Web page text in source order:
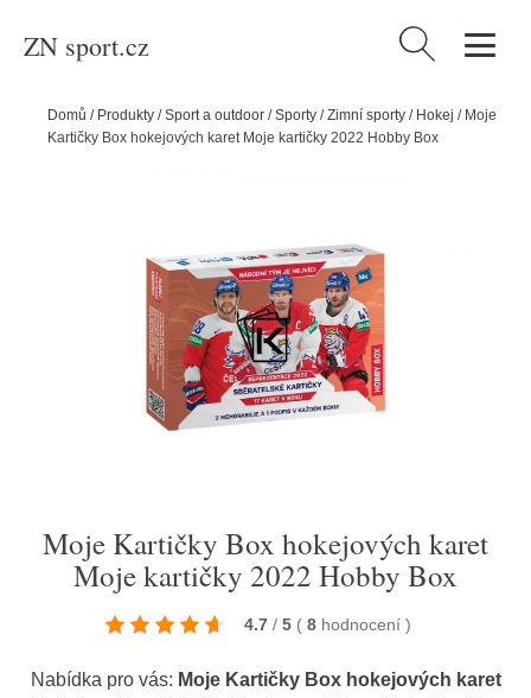
ZN sport.cz Vyhledávání
Domů / Produkty /Sport a outdoor /Sporty /Zimní sporty / Hokej / Moje
Kartičky Box hokejových karet Moje kartičky 2022 Hobby Box
Moje Kartičky Box hokejových karet
Moje kartičky 2022 Hobby Box
4.7 / 5 ( 8 hodnocení )
Nabídka pro vás: Moje Kartičky Box hokejových karet